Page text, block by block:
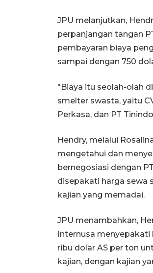
JPU melanjutkan,
perpanjangan tangan
pembayaran biaya
sampai dengan 750
"Biaya itu seolah-olah
smelter swasta, yaitu
Perkasa, dan PT
Hendry, melalui
mengetahui dan
bernegosiasi dengan
disepakati harga sewa
kajian yang memadai.
JPU menambahkan,
Internusa menyepakati
ribu dolar AS per ton
kajian, dengan kajian